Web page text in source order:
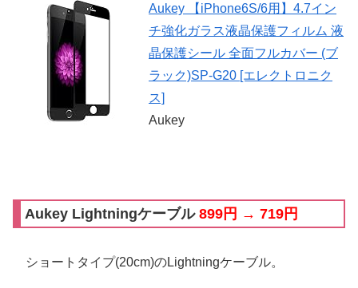
Aukey 【iPhone6S/6用】4.7イン
チ強化ガラス液晶保護フィルム 液
晶保護シール 全面フルカバー (ブ
ラック)SP-G20 [エレクトロニク
ス]
Aukey
Aukey Lightningケーブル 899円 → 719円
ショートタイプ(20cm)のLightningケーブル。